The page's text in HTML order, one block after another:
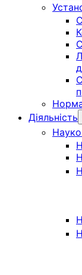
Діяльність